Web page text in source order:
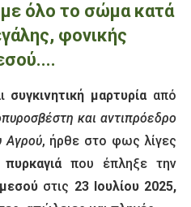
με όλο το σώμα κατά
φονικής
συγκινητική μαρτυρίααπό
και αντιπρόεδρο
Αγρού, ήρθε στο φως λίγες
που έπληξε την
στις 23 Ιουλίου 2025,